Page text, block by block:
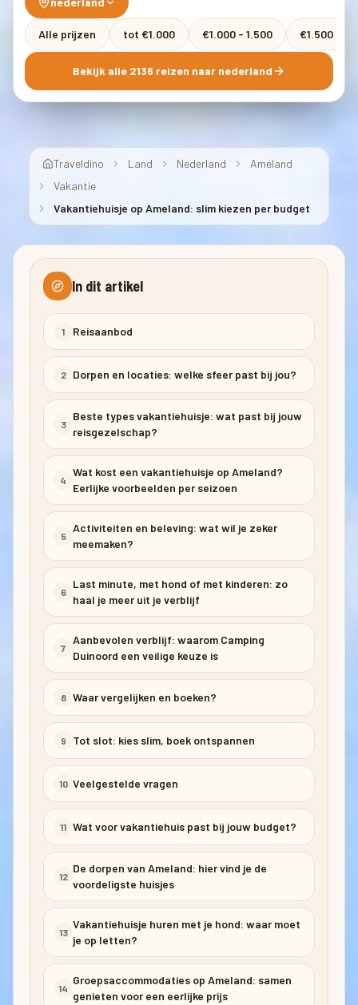
Alle prijzen tot €1.000 €1.000 - 1.500 €1.500 -
Bekijk alle 2136 reizen naar nederland
Traveldino Land Nederland
Ameland
Vakantie
Vakantiehuisje op Ameland: slim kiezen per budget
In dit artikel
1 Reisaanbod
2 Dorpen en locaties: welke sfeer past bij jou?
3
Beste types vakantiehuisje: wat past bij jouw
reisgezelschap?
4
Wat kost een vakantiehuisje op Ameland?
Eerlijke voorbeelden per seizoen
5
Activiteiten en beleving: wat wil je zeker
meemaken?
6
Last minute, met hond of met kinderen: zo
haal je meer uit je verblijf
7
Aanbevolen verblijf: waarom Camping
Duinoord een veilige keuze is
8 Waar vergelijken en boeken?
9 Tot slot: kies slim, boek ontspannen
10 Veelgestelde vragen
11 Wat voor vakantiehuis past bij jouw budget?
12
De dorpen van Ameland: hier vind je de
voordeligste huisjes
13
Vakantiehuisje huren met je hond: waar moet
je op letten?
14
Groepsaccommodaties op Ameland: samen
genieten voor een eerlijke prijs